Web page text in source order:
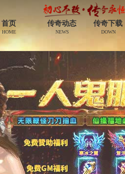
首页
HOME
传奇动态
NEWS
传奇下载
DOWN